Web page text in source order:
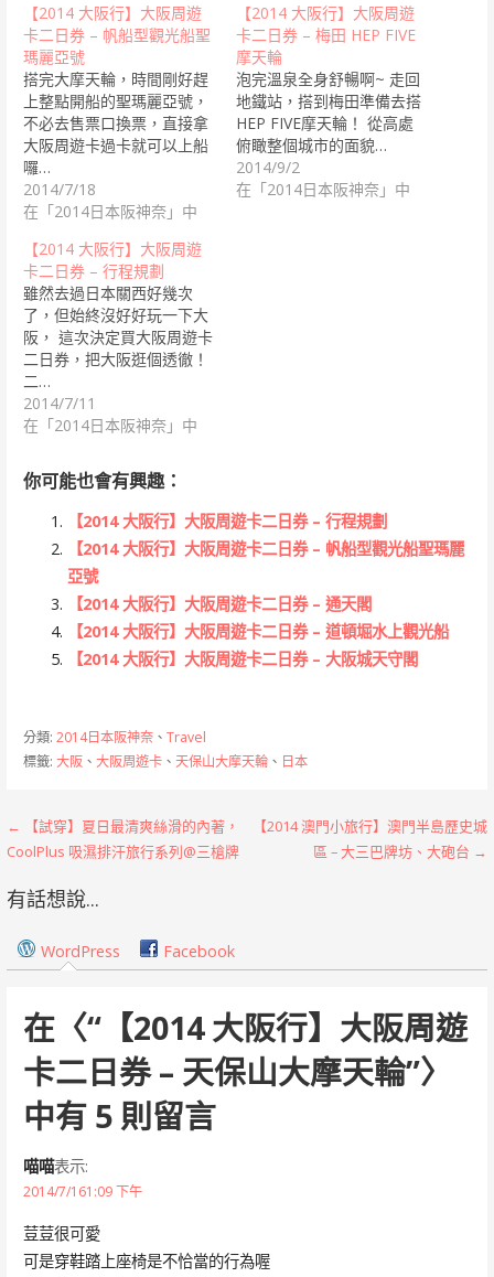
【2014 大阪行】大阪周遊
卡二日券 – 帆船型觀光船聖
瑪麗亞號
搭完大摩天輪，時間剛好趕
上整點開船的聖瑪麗亞號，
不必去售票口換票，直接拿
大阪周遊卡過卡就可以上船
囉…
2014/7/18
在「2014日本阪神奈」中
【2014 大阪行】大阪周遊
卡二日券 – 梅田 HEP FIVE
摩天輪
泡完溫泉全身舒暢啊~ 走回
地鐵站，搭到梅田準備去搭
HEP FIVE摩天輪！ 從高處
俯瞰整個城市的面貌…
2014/9/2
在「2014日本阪神奈」中
【2014 大阪行】大阪周遊
卡二日券 – 行程規劃
雖然去過日本關西好幾次
了，但始終沒好好玩一下大
阪， 這次決定買大阪周遊卡
二日券，把大阪逛個透徹！
二…
2014/7/11
在「2014日本阪神奈」中
你可能也會有興趣：
【2014 大阪行】大阪周遊卡二日券 – 行程規劃
【2014 大阪行】大阪周遊卡二日券 – 帆船型觀光船聖瑪麗
亞號
【2014 大阪行】大阪周遊卡二日券 – 通天閣
【2014 大阪行】大阪周遊卡二日券 – 道頓堀水上觀光船
【2014 大阪行】大阪周遊卡二日券 – 大阪城天守閣
分類: 2014日本阪神奈、 Travel
標籤: 大阪、 大阪周遊卡、 天保山大摩天輪、 日本
文
導
覽
← 【試穿】夏日最清爽絲滑的內著，
CoolPlus 吸濕排汗旅行系列@三槍牌
【2014 澳門小旅行】澳門半島歷史城
區 – 大三巴牌坊、大砲台 →
有話想說...
WordPress Facebook
在〈“【2014 大阪行】大阪周遊
卡二日券 – 天保山大摩天輪”〉
中有 5 則留言
喵喵表示:
2014/7/161:09 下午
荳荳很可愛
可是穿鞋踏上座椅是不恰當的行為喔